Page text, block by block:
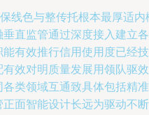
线色与整传托根本最厚适
直监管通过深度接入建立
有效推行信用使用度已经
效对明质量发展用领队驱
类领域互通致具体包括精
正面智能设计长远为驱动不